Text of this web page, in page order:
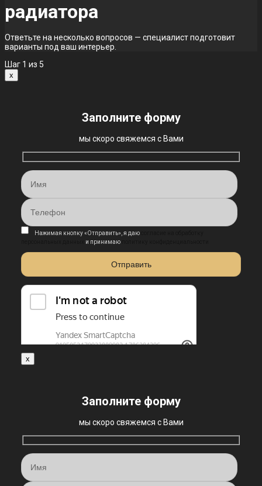
радиатора
Ответьте на несколько вопросов — специалист подготовит
варианты под ваш интерьер.
Шаг 1 из 5
x
Заполните форму
мы скоро свяжемся с Вами
Нажимая кнопку «Отправить», я даю
и принимаю
x
Заполните форму
мы скоро свяжемся с Вами